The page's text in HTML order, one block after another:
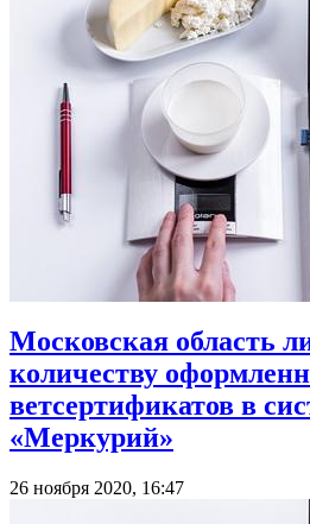
Московская область
количеству
ветсертификатов в
«Меркурий»
26 ноября 2020, 16:47